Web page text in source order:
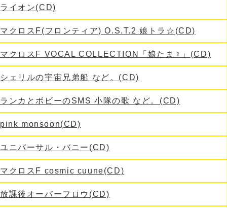
ライオン(CD)
マクロスF(フロンティア) O.S.T.2 娘トラ☆(CD)
マクロスF VOCAL COLLECTION「娘たま♀」(CD)
シェリルの宇宙兄弟船 など。(CD)
ランカとボビーのSMS 小隊の歌 など。(CD)
pink monsoon(CD)
ユニバーサル・バニー(CD)
マクロスF cosmic cuune(CD)
放課後オーバーフロウ(CD)